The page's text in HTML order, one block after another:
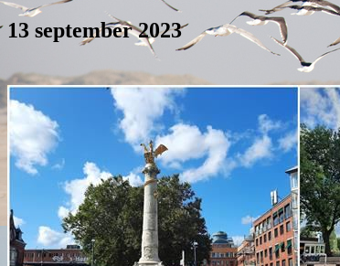
13 september 2023